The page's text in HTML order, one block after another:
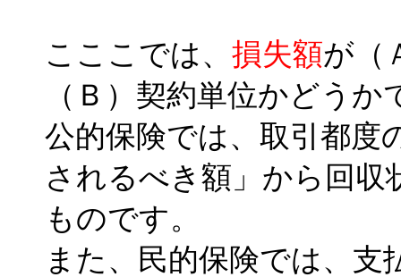
こここでは、 損失額が（
（Ｂ）契約単位かどうか
公的保険では、取引都度
されるべき額」から回収
ものです。
また、民的保険では、